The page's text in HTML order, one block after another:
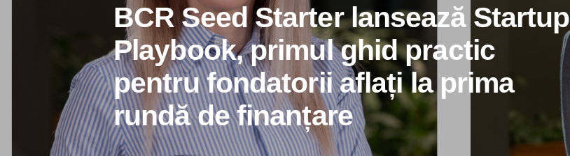
BCR Seed Starter lansează Startup
Playbook, primul ghid practic
pentru fondatorii aflați la prima
rundă de finanțare